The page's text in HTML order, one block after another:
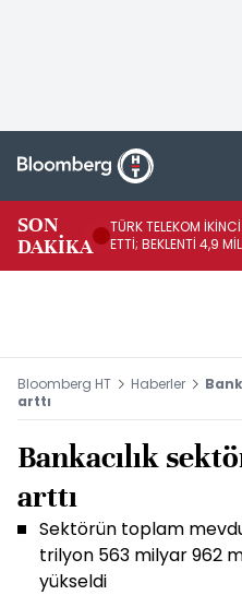
SON
DAKİKA
TÜRK TELEKOM
ETTİ; BEKLENTİ 4,9
Bloomberg HT Haberler
arttı
Bankacılık
arttı
Sektörün toplam
trilyon 563 milyar 962
yükseldi